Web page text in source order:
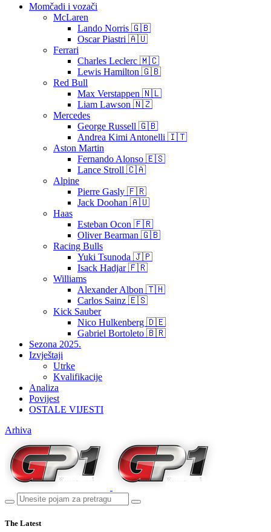
Momčadi i vozači
McLaren
Lando Norris 🇬🇧
Oscar Piastri 🇦🇺
Ferrari
Charles Leclerc 🇲🇨
Lewis Hamilton 🇬🇧
Red Bull
Max Verstappen 🇳🇱
Liam Lawson 🇳🇿
Mercedes
George Russell 🇬🇧
Andrea Kimi Antonelli 🇮🇹
Aston Martin
Fernando Alonso 🇪🇸
Lance Stroll 🇨🇦
Alpine
Pierre Gasly 🇫🇷
Jack Doohan 🇦🇺
Haas
Esteban Ocon 🇫🇷
Oliver Bearman 🇬🇧
Racing Bulls
Yuki Tsunoda 🇯🇵
Isack Hadjar 🇫🇷
Williams
Alexander Albon 🇹🇭
Carlos Sainz 🇪🇸
Kick Sauber
Nico Hulkenberg 🇩🇪
Gabriel Bortoleto 🇧🇷
Sezona 2025.
Izvještaji
Utrke
Kvalifikacije
Analiza
Povijest
OSTALE VIJESTI
Arhiva
The Latest